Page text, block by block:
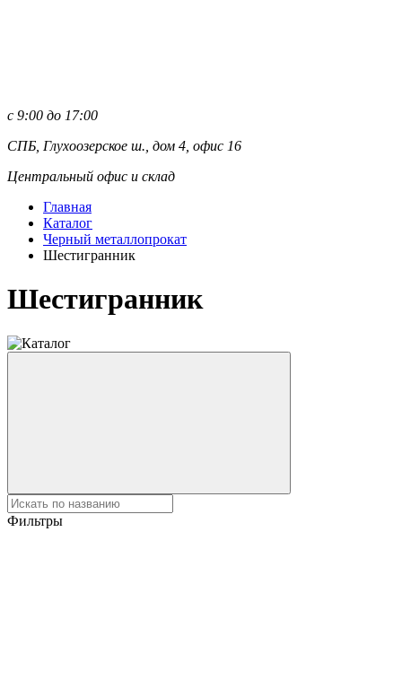
с 9:00 до 17:00
СПБ, Глухоозерское ш., дом 4, офис 16
Центральный офис и склад
Главная
Каталог
Черный металлопрокат
Шестигранник
Шестигранник
Фильтры